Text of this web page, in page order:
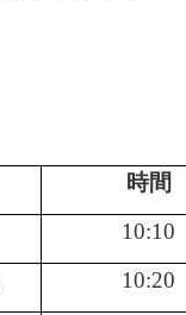
時間
10:10
10:20